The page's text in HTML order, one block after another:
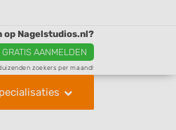
op Nagelstudios.nl?
GRATIS AANMELDEN
zoekers per maand!